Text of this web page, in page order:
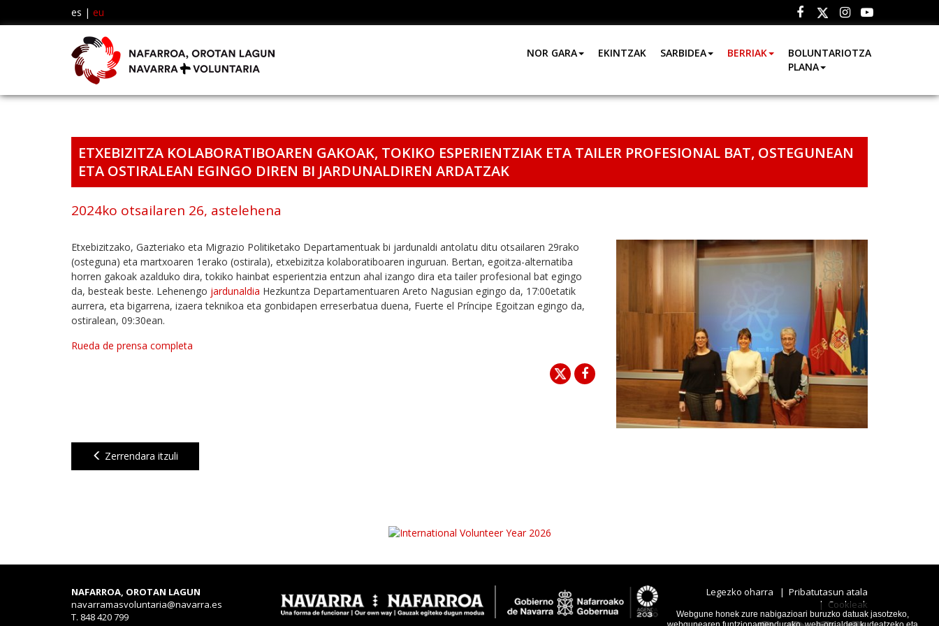
Webgune honek zure nabigazioari buruzko datuak jasotzeko,
es | eu
Facebook
Twitter
Instagram
Youtube
NOR GARA EKINTZAK SARBIDEA BERRIAK
BOLUNTARIOTZA
PLANA
ETXEBIZITZA KOLABORATIBOAREN GAKOAK, TOKIKO ESPERIENTZIAK ETA TAILER PROFESIONAL BAT, OSTEGUNEAN
ETA OSTIRALEAN EGINGO DIREN BI JARDUNALDIREN ARDATZAK
2024ko otsailaren 26, astelehena
Etxebizitzako, Gazteriako eta Migrazio Politiketako Departamentuak bi jardunaldi antolatu ditu otsailaren 29rako
(osteguna) eta martxoaren 1erako (ostirala), etxebizitza kolaboratiboaren inguruan. Bertan, egoitza-alternatiba
horren gakoak azalduko dira, tokiko hainbat esperientzia entzun ahal izango dira eta tailer profesional bat egingo
da, besteak beste. Lehenengo jardunaldia Hezkuntza Departamentuaren Areto Nagusian egingo da, 17:00etatik
aurrera, eta bigarrena, izaera teknikoa eta gonbidapen erreserbatua duena, Fuerte el Príncipe Egoitzan egingo da,
ostiralean, 09:30ean.
Rueda de prensa completa
Zerrendara itzuli
NAFARROA, OROTAN LAGUN
navarramasvoluntaria@navarra.es
T. 848 420 799
Legezko oharra | Pribatutasun atala
| Cookieak